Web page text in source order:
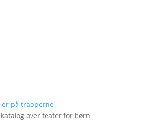
er på trapperne
over teater for børn